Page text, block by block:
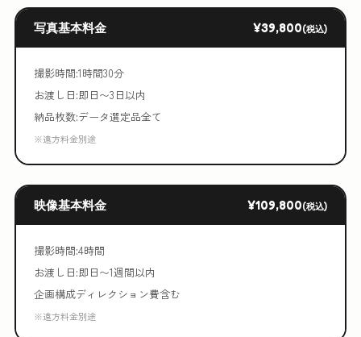
写真基本料金 ¥39,800(税込)
撮影時間:1時間30分
お渡し日:即日〜3日以内
納品枚数:データ選定品全て
※遠方料金別途
映像基本料金 ¥109,800(税込)
撮影時間:4時間
お渡し日:即日〜1週間以内
企画構成ディレクション費含む
※遠方料金別途